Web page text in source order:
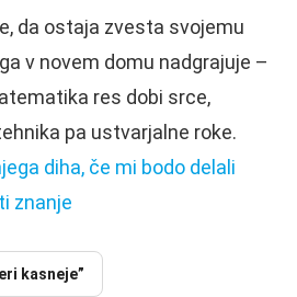
da ostaja zvesta svojemu
v novem domu nadgrajuje –
res dobi srce,
pa ustvarjalne roke.
diha, če mi bodo delali
znanje
kasneje”